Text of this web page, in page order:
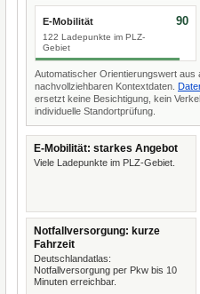
E-Mobilität
122 Ladepunkte im PLZ-
Gebiet
90
Automatischer Orientierungswert aus
nachvollziehbaren Kontextdaten.
ersetzt keine Besichtigung, kein
individuelle Standortprüfung.
E-Mobilität: starkes Angebot
Viele Ladepunkte im PLZ-Gebiet.
Notfallversorgung: kurze
Fahrzeit
Deutschlandatlas:
Notfallversorgung per Pkw bis 10
Minuten erreichbar.